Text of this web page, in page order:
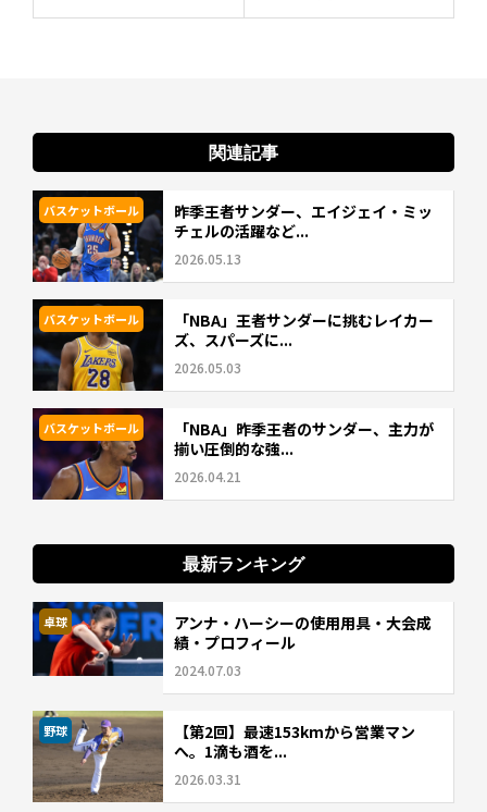
関連記事
バスケットボール
昨季王者サンダー、エイジェイ・ミッ
チェルの活躍など...
2026.05.13
バスケットボール
「NBA」王者サンダーに挑むレイカー
ズ、スパーズに...
2026.05.03
バスケットボール
「NBA」昨季王者のサンダー、主力が
揃い圧倒的な強...
2026.04.21
最新ランキング
卓球
アンナ・ハーシーの使用用具・大会成
績・プロフィール
2024.07.03
野球
【第2回】最速153kmから営業マン
へ。1滴も酒を...
2026.03.31